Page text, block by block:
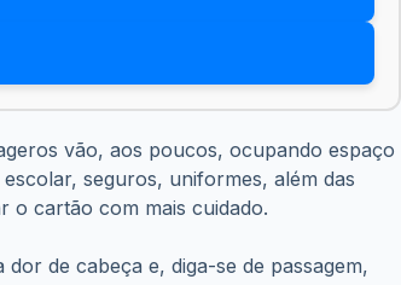
vão, aos poucos, ocupando espaço
seguros, uniformes, além das
o cartão com mais cuidado.
de cabeça e, diga-se de passagem,